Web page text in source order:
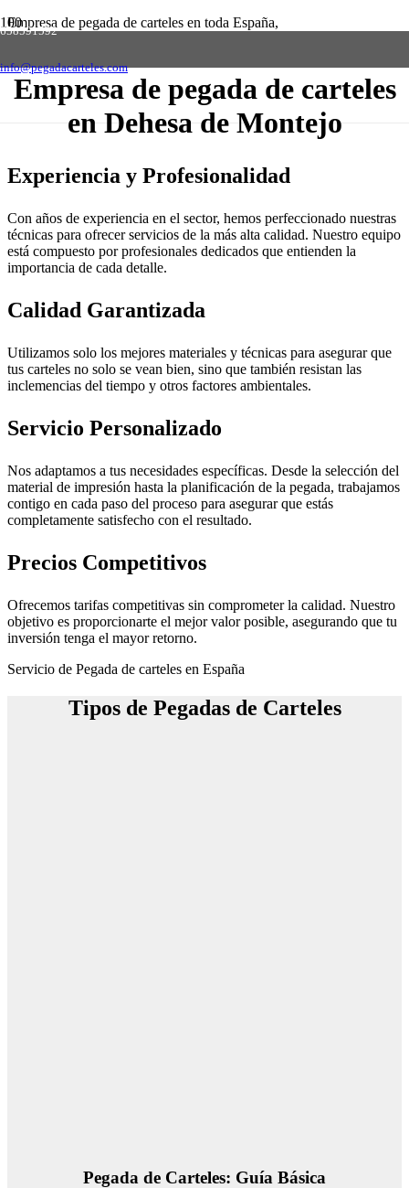
658591592
info@pegadacarteles.com
Empresa de pegada de carteles en toda España,
solicite presupuesto sin compromiso
Empresa de pegada de carteles
en Dehesa de Montejo
Experiencia y Profesionalidad
Con años de experiencia en el sector, hemos perfeccionado nuestras
técnicas para ofrecer servicios de la más alta calidad. Nuestro equipo
está compuesto por profesionales dedicados que entienden la
importancia de cada detalle.
Calidad Garantizada
Utilizamos solo los mejores materiales y técnicas para asegurar que
tus carteles no solo se vean bien, sino que también resistan las
inclemencias del tiempo y otros factores ambientales.
Servicio Personalizado
Nos adaptamos a tus necesidades específicas. Desde la selección del
material de impresión hasta la planificación de la pegada, trabajamos
contigo en cada paso del proceso para asegurar que estás
completamente satisfecho con el resultado.
Precios Competitivos
Ofrecemos tarifas competitivas sin comprometer la calidad. Nuestro
objetivo es proporcionarte el mejor valor posible, asegurando que tu
inversión tenga el mayor retorno.
Servicio de Pegada de carteles en España
Tipos de Pegadas de Carteles
Pegada de Carteles: Guía Básica